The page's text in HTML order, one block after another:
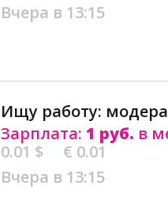
Вчера в 13:15
Ищу работу:
Зарплата: 1 руб. в
0.01 $
€ 0.01
Вчера в 13:15